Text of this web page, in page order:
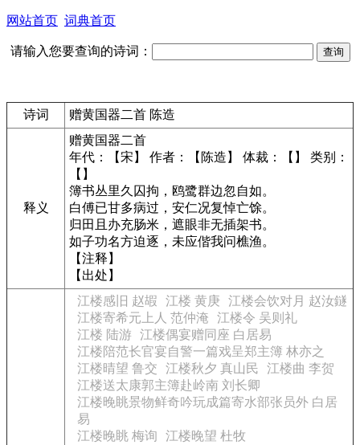
网站首页 词典首页
请输入您要查询的诗词：
诗词 赠黄国器二首 陈造
释义
赠黄国器二首
年代：【宋】 作者：【陈造】 体裁：【】 类别：
【】
簿书丛里久囚拘，鸥鹭群边忽自如。
白傅已甘多病过，安仁况复悼亡馀。
归田且办充肠米，遮眼非无插架书。
如子功名方迫逐，未应偕我问樵渔。
【注释】
【出处】
江楼感旧 赵嘏 江楼 黄庚 江楼会饮对月 赵汝鐩
江楼寄希元上人 范仲淹
江楼令 吴则礼
江楼 陆游
江楼偶宴赠同座 白居易
江楼陪范长官宴自警一篇戏呈郑主簿 林亦之
江楼晴望 鲁交
江楼秋夕 真山民
江楼曲 李贺
江楼送太康郭主簿赴岭南 刘长卿
江楼晚眺景物鲜奇吟玩成篇寄水部张员外 白居
易
江楼晚眺 梅询
江楼晚望 杜牧